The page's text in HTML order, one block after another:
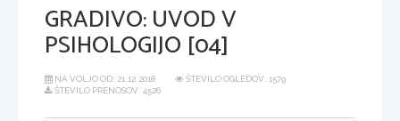
GRADIVO:UVOD V
PSIHOLOGIJO [04]
NA VOLJO OD: 21.12.2018
ŠTEVILO OGLEDOV: 1579
ŠTEVILO PRENOSOV: 4526